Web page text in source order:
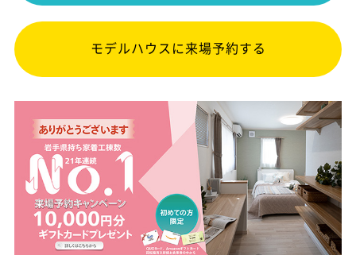
モデルハウスに来場予約する
お役立ち情報
資料請求・お問い合わせ
スタッフ紹介
サイトマップ
プライバシーポリシー